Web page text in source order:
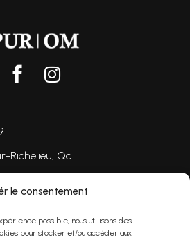
le consentement
possible, nous utilisons des
pour stocker et/ou accéder aux
Richelieu, Qc
9h00 à 16h00